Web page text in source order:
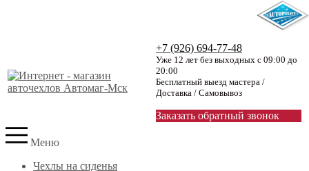
+7 (926) 694-77-48
Уже 12 лет без выходных с 09:00 до
20:00
Бесплатный выезд мастера /
Доставка / Самовывоз
Заказать обратный звонок
Меню
Чехлы на сиденья